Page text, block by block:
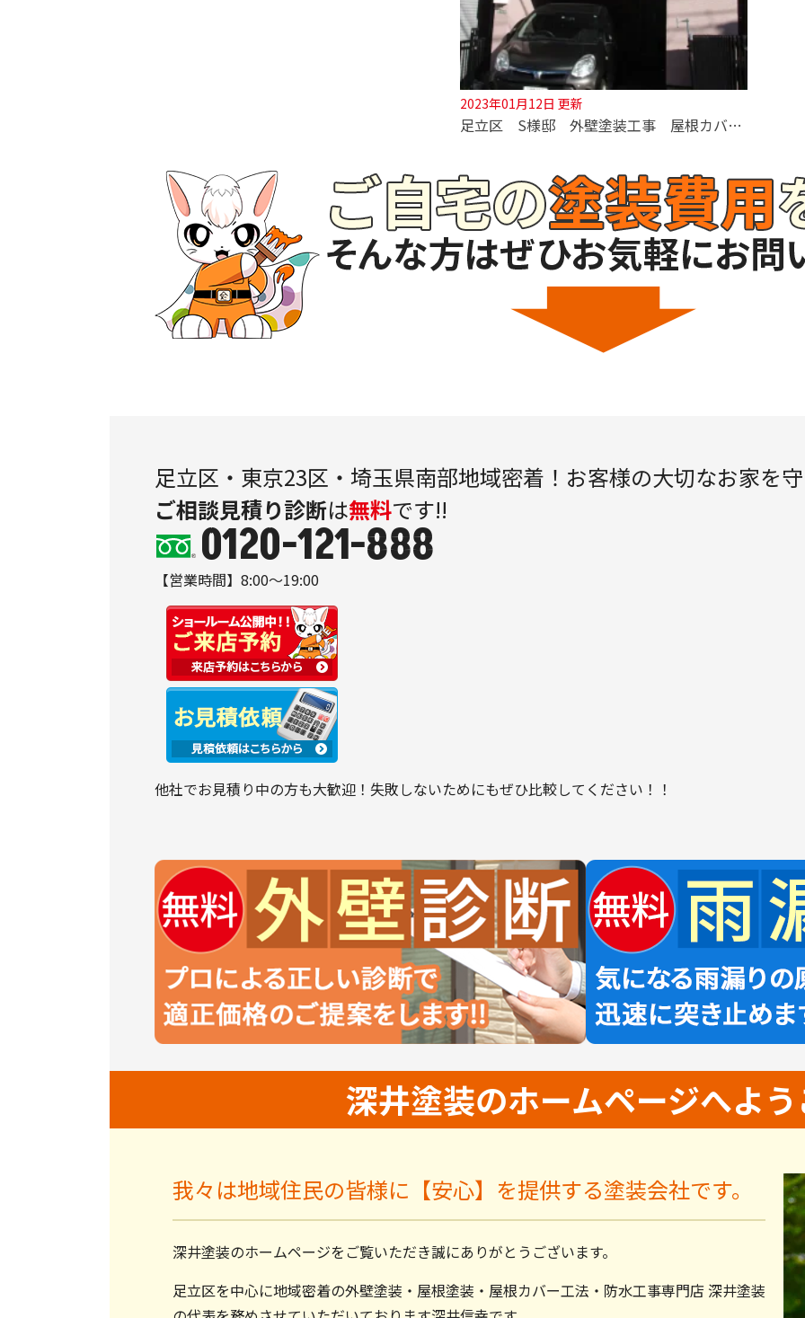
2023年01月12日 更新
足立区 S様邸 外壁塗装工事 屋根カバー工法工事
足立区・東京23区・埼玉県南部地域密着！ お客様の大切なお家を
ご相談見積り診断は無料です!!
0120-121-888
【営業時間】8:00～19:00
他社でお見積り中の方も大歓迎！失敗しないためにもぜひ比較してください！！
深井塗装のホームページへよ
我々は地域住民の皆様に【安心】を提供する塗装会社です。
深井塗装のホームページをご覧いただき誠にありがとうございます。
足立区を中心に地域密着の外壁塗装・屋根塗装・屋根カバー工法・防水工事専門店 深井塗装